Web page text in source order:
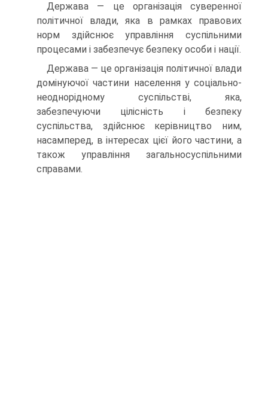
Держава — це організація суверенної
політичної влади, яка в рамках правових
норм здійснює управління суспільними
процесами і забезпечує безпеку особи і нації.
Держава — це організація політичної влади
домінуючої частини населення у соціально-
неоднорідному суспільстві, яка,
забезпечуючи цілісність і безпеку
суспільства, здійснює керівництво ним,
насамперед, в інтересах цієї його частини, а
також управління загальносуспільними
справами.